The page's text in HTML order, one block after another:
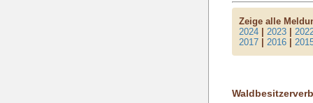
Zeige alle
2024 |2023 |
2017 |2016 |